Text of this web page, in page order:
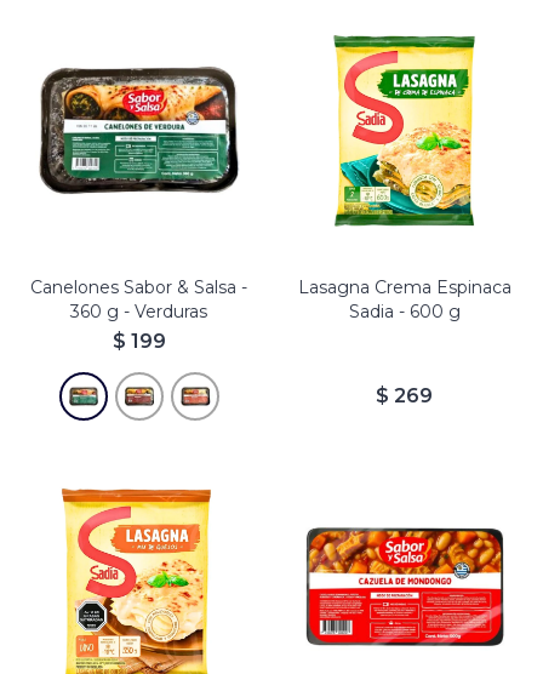
Canelones de Verdura con
Salsa
Canelones Sabor & Salsa -
360 g - Verduras
$ 199
Lasagna Crema Espinaca
Sadia - 600 g
$ 269